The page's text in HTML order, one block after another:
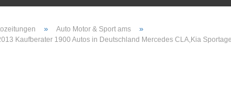
» Auto Motor & Sport ams »
Kaufberater 1900 Autos in Deutschland Mercedes CLA,Kia